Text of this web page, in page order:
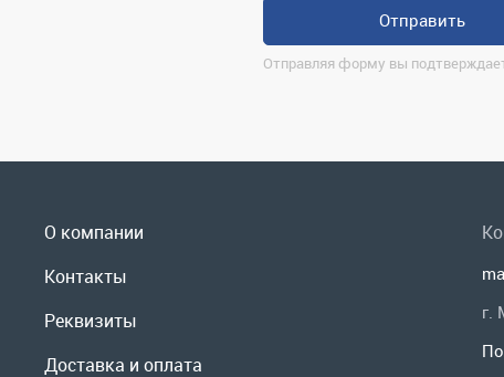
О компании
Реквизиты
Доставка и оплата
Сервис
г.